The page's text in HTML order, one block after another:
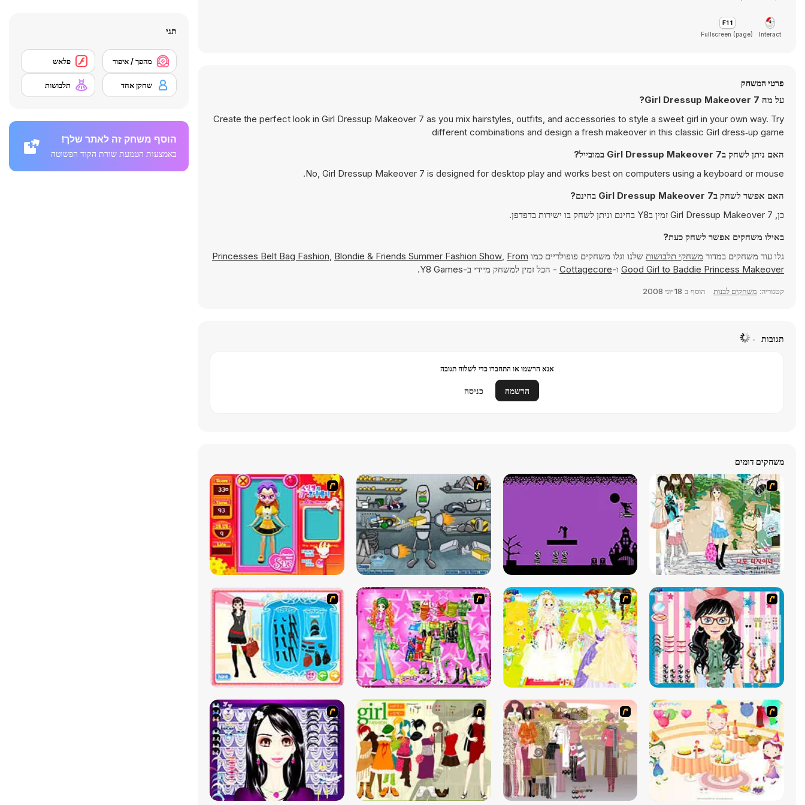
Interact
Fullscreen (page)
פרטי המשחק
על מה Girl Dressup Makeover 7?
Create the perfect look in Girl Dressup Makeover 7 as you mix hairstyles, outfits, and accessories to style a sweet girl in your own way. Try
different combinations and design a fresh makeover in this classic Girl dress‑up game
האם ניתן לשחק בGirl Dressup Makeover 7 במובייל?
No, Girl Dressup Makeover 7 is designed for desktop play and works best on computers using a keyboard or mouse.
האם אפשר לשחק בGirl Dressup Makeover 7 בחינם?
כן, Girl Dressup Makeover 7 זמין בY8 בחינם וניתן לשחק בו ישירות בדפדפן.
באילו משחקים אפשר לשחק כעת?
גלו עוד משחקים במדור משחקי תלבושות שלנו וגלו משחקים פופולריים כמו Princesses Belt Bag Fashion, Blondie & Friends Summer Fashion Show, From
Good Girl to Baddie Princess Makeover ו-Cottagecore - הכל זמין למשחק מיידי ב-Y8 Games.
קטגוריה: משחקים לבנות הוסף ב 18 יוני 2008
תגובות
אנא הרשמו או התחברו כדי לשלוח תגובה
הרשמה כניסה
משחקים דומים
תגי
מהפך / איפור פלאש
שחקן אחד תלבושות
הוסף משחק זה לאתר שלך!
באמצעות הטמעת שורת הקוד הפשוטה